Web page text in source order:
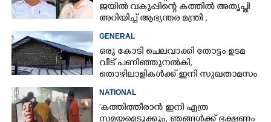
ജയിൽ വകുപ്പിന്റെ കത്തിൽ അതൃപ്തി
അറിയിച്ച് ആഭ്യന്തര മന്ത്രി ,​
GENERAL
ഒരു കോടി ചെലവാക്കി തോട്ടം ഉടമ
വീട്‌ പണിഞ്ഞുനൽകി,
തൊഴിലാളികൾക്ക് ഇനി സുഖതാമസം
NATIONAL
'കത്തിത്തീരാൻ ഇനി എത്ര